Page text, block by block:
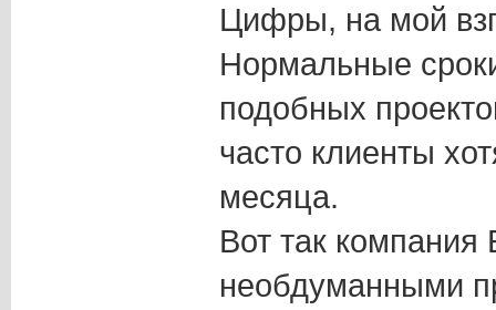
Цифры, на мой
Нормальные
подобных
часто клиенты
месяца.
Вот так
необдуманными